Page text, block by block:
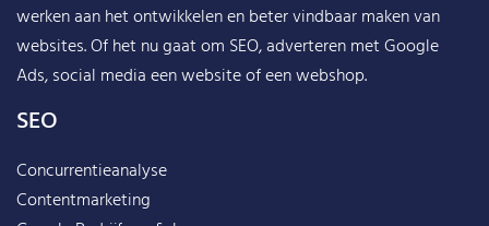
werken aan het ontwikkelen en beter vindbaar maken van
websites. Of het nu gaat om SEO, adverteren met Google
Ads, social media een website of een webshop.
SEO
Concurrentieanalyse
Contentmarketing